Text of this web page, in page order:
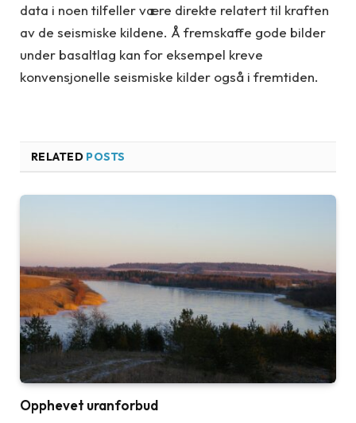
data i noen tilfeller være direkte relatert til kraften
av de seismiske kildene. Å fremskaffe gode bilder
under basaltlag kan for eksempel kreve
konvensjonelle seismiske kilder også i fremtiden.
RELATED POSTS
Opphevet uranforbud